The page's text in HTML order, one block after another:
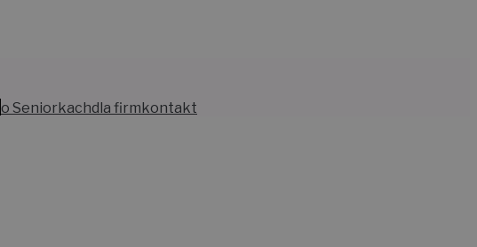
o Seniorkachdla firmkontakt